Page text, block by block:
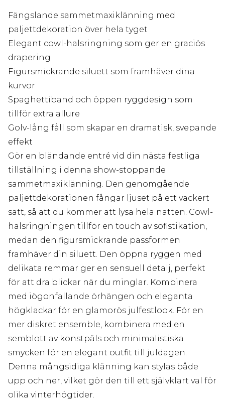
Fängslande sammetmaxiklänning med
paljettdekoration över hela tyget
Elegant cowl-halsringning som ger en graciös
drapering
Figursmickrande siluett som framhäver dina
kurvor
Spaghettiband och öppen ryggdesign som
tillför extra allure
Golv-lång fåll som skapar en dramatisk, svepande
effekt
Gör en bländande entré vid din nästa festliga
tillställning i denna show-stoppande
sammetmaxiklänning. Den genomgående
paljettdekorationen fångar ljuset på ett vackert
sätt, så att du kommer att lysa hela natten. Cowl-
halsringningen tillför en touch av sofistikation,
medan den figursmickrande passformen
framhäver din siluett. Den öppna ryggen med
delikata remmar ger en sensuell detalj, perfekt
för att dra blickar när du minglar. Kombinera
med iögonfallande örhängen och eleganta
högklackar för en glamorös julfestlook. För en
mer diskret ensemble, kombinera med en
semblott av konstpäls och minimalistiska
smycken för en elegant outfit till juldagen.
Denna mångsidiga klänning kan stylas både
upp och ner, vilket gör den till ett självklart val för
olika vinterhögtider.